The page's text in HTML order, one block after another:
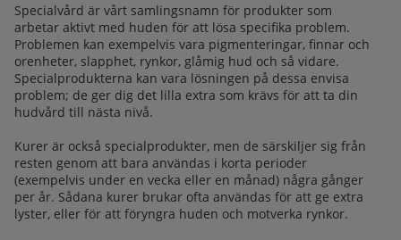
Specialvård är vårt samlingsnamn för produkter som
arbetar aktivt med huden för att lösa specifika problem.
Problemen kan exempelvis vara pigmenteringar, finnar och
orenheter, slapphet, rynkor, glåmig hud och så vidare.
Specialprodukterna kan vara lösningen på dessa envisa
problem; de ger dig det lilla extra som krävs för att ta din
hudvård till nästa nivå.
Kurer är också specialprodukter, men de särskiljer sig från
resten genom att bara användas i korta perioder
(exempelvis under en vecka eller en månad) några gånger
per år. Sådana kurer brukar ofta användas för att ge extra
lyster, eller för att föryngra huden och motverka rynkor.